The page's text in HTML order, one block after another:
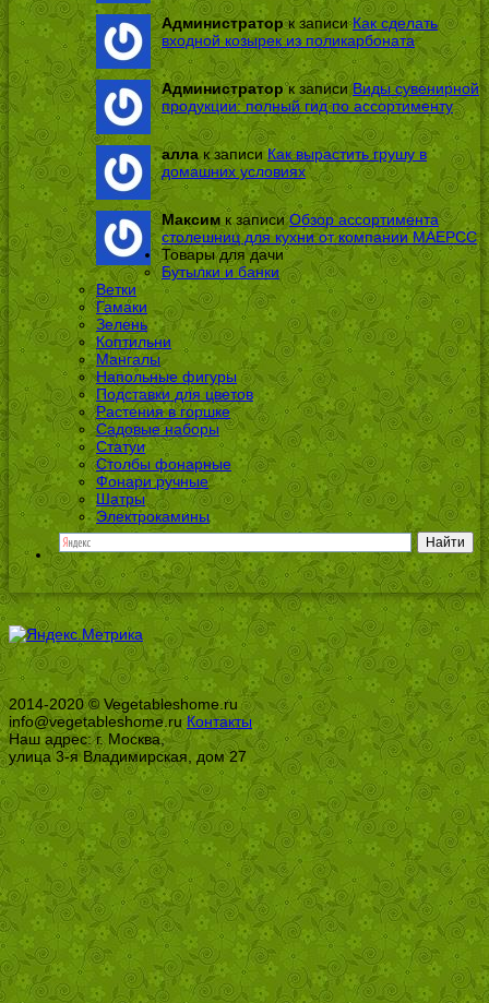
Администраторк записиКак сделать
входной козырек из поликарбоната
Администраторк записиВиды сувенирной
продукции: полный гид по ассортименту
алла к записи Как вырастить грушу в
домашних условиях
Максим к записиОбзор ассортимента
столешниц для кухни от компании МАЕРСС
Товары для дачи
Бутылки и банки
Ветки
Гамаки
Зелень
Коптильни
Мангалы
Напольные фигуры
Подставки для цветов
Растения в горшке
Садовые наборы
Статуи
Столбы фонарные
Фонари ручные
Шатры
Электрокамины
2014-2020 © Vegetableshome.ru
info@vegetableshome.ruКонтакты
Наш адрес: г. Москва,
улица 3-я Владимирская, дом 27